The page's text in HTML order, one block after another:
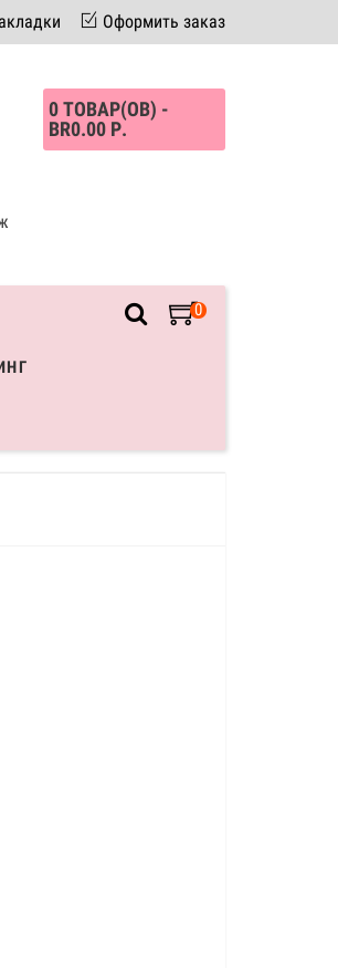
Оформить заказ
0 ТОВАР(ОВ) -
BR0.00 Р.
0